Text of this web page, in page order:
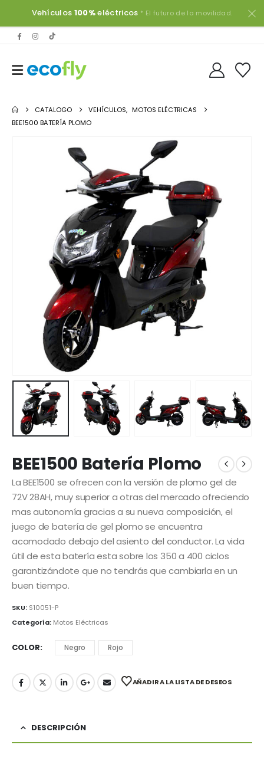
Vehículos 100%eléctricos * El futuro de la movilidad.
CATALOGO VEHÍCULOS, MOTOS ELÉCTRICAS
BEE1500 BATERÍA PLOMO
BEE1500 Batería Plomo
La BEE1500 se ofrecen con la versión de plomo gel de
72V 28AH, muy superior a otras del mercado ofreciendo
mas autonomía gracias a su nueva composición, el
juego de batería de gel plomo se encuentra
acomodado debajo del asiento del conductor. La vida
útil de esta batería esta sobre los 350 a 400 ciclos
garantizándote que no tendrás que cambiarla en un
buen tiempo.
SKU: S10051-P
Categoría: Motos Eléctricas
COLOR Negro Rojo
AÑADIR A LA LISTA DE DESEOS
DESCRIPCIÓN